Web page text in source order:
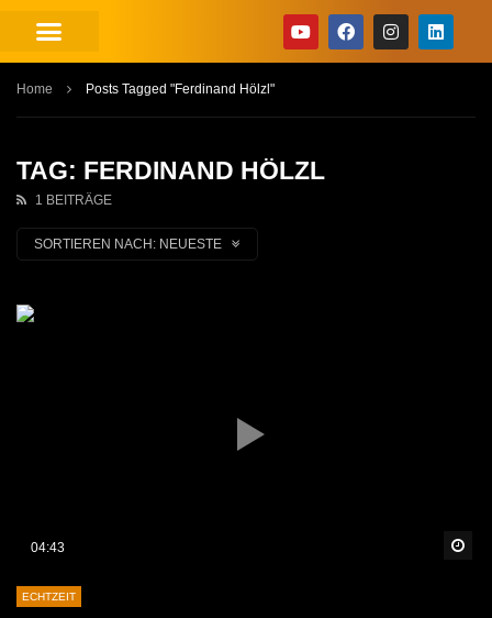
Home Posts Tagged "Ferdinand Hölzl"
TAG: FERDINAND HÖLZL
1 BEITRÄGE
SORTIEREN NACH: NEUESTE
04:43
ECHTZEIT